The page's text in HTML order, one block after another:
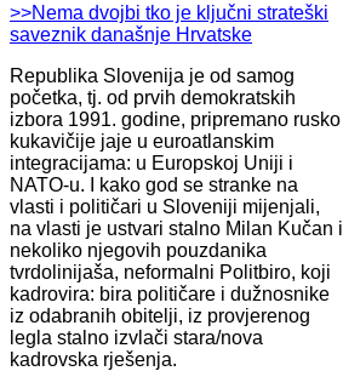
>>Nema dvojbi tko je ključni strateški
saveznik današnje Hrvatske
Republika Slovenija je od samog
početka, tj. od prvih demokratskih
izbora 1991. godine, pripremano rusko
kukavičije jaje u euroatlanskim
integracijama: u Europskoj Uniji i
NATO-u. I kako god se stranke na
vlasti i političari u Sloveniji mijenjali,
na vlasti je ustvari stalno Milan Kučan i
nekoliko njegovih pouzdanika
tvrdolinijaša, neformalni Politbiro, koji
kadrovira: bira političare i dužnosnike
iz odabranih obitelji, iz provjerenog
legla stalno izvlači stara/nova
kadrovska rješenja.